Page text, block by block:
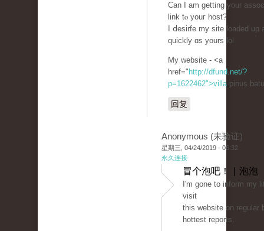
Can I am getting your
link tⲟ youг host?
I ⅾesіrfe my site loaded up
quickly ɑs yours lol
My website - <a
href=" http://dfund.net/?
p=1622462">villapinus
回复
Anonymous (未验证)
星期三, 04/24/2019 - 06:32
永久连接
冒个泡吧！ | 泡泡
Ι'm gone to inform my
visit
this website on regular
hottest reports.